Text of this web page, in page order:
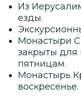
Из
езды.
Монастыри
закрыты
пятницам.
Монастырь
воскресенье.